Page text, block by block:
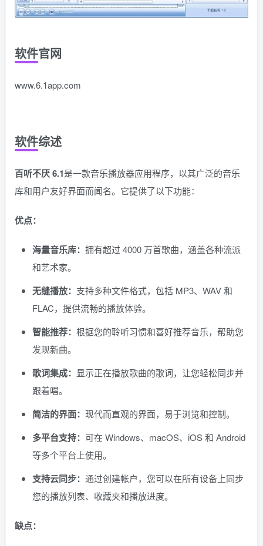
软件官网
www.6.1app.com
软件综述
百听不厌 6.1是一款音乐播放器应用程序，以其广泛的音乐
库和用户友好界面而闻名。它提供了以下功能：
优点：
海量音乐库： 拥有超过 4000 万首歌曲，涵盖各种流派
和艺术家。
无缝播放： 支持多种文件格式，包括 MP3、WAV 和
FLAC，提供流畅的播放体验。
智能推荐： 根据您的聆听习惯和喜好推荐音乐，帮助您
发现新曲。
歌词集成： 显示正在播放歌曲的歌词，让您轻松同步并
跟着唱。
简洁的界面： 现代而直观的界面，易于浏览和控制。
多平台支持： 可在 Windows、macOS、iOS 和 Android
等多个平台上使用。
支持云同步： 通过创建帐户，您可以在所有设备上同步
您的播放列表、收藏夹和播放进度。
缺点：